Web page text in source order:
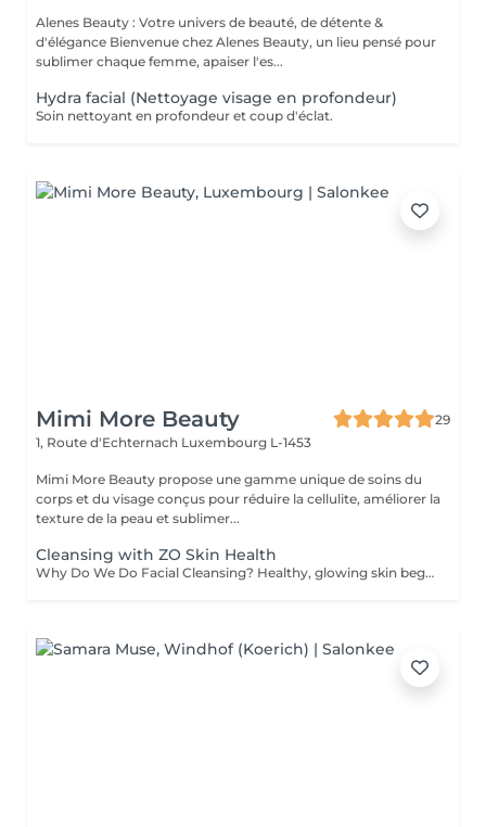
Alenes Beauty : Votre univers de beauté, de détente &
d'élégance Bienvenue chez Alenes Beauty, un lieu pensé pour
sublimer chaque femme, apaiser l'es...
Hydra facial (Nettoyage visage en profondeur)
Soin nettoyant en profondeur et coup d'éclat.
Mimi More Beauty
29
1, Route d'Echternach Luxembourg L-1453
Mimi More Beauty propose une gamme unique de soins du
corps et du visage conçus pour réduire la cellulite, améliorer la
texture de la peau et sublimer...
Cleansing with ZO Skin Health
Why Do We Do Facial Cleansing? Healthy, glowing skin begins with proper cleansing. A professional facial cleansing goes beyond everyday washing, targeting impurities and buildup that regular skincare can't reach. Benefits of Facial Cleansing: - Removes dirt, excess oil, and dead skin cells - Unclogs pores and prevents breakouts - Stimulates blood circulation and skin renewal - Prepares the skin to absorb nourishing products more effectively - Leaves the complexion fresh, smooth, and radiant We perform every facial cleansing using premium ZO Skin Health formulas by Dr. Zein Obagi, providing medical-quality skincare with visible improvements. Recommended age: Facial cleansing is suitable for both women and men starting from the age of 12-15, when the skin often begins to experience excess oil and clogged pores. It is also highly beneficial for adults seeking to maintain healthy, radiant, and youthful-looking skin. Contraindications: Facial cleansing is not recommended in cases of: - Active skin infections or inflammation - Severe acne in the acute stage - Open wounds, cuts, or burns on the face - Skin allergies or individual intolerance to treatment ingredients - Certain dermatological or systemic conditions (consultation required) Before your session, our specialist will carefully assess your skin and offer the most effective treatment for you.